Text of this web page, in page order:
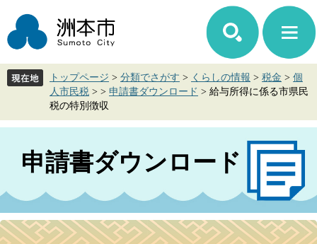
ジ
先
ュ
を
て
トップページ > 分類でさがす > くらしの情報 > 税金 > 個
人市民税 > > 申請書ダウンロード > 給与所得に係る市県民
税の特別徴収
申請書ダウンロード
本